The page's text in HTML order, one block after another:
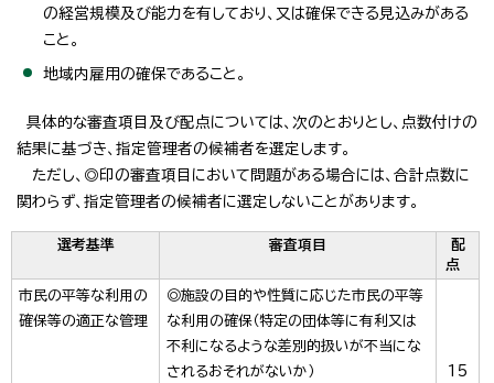
の経営規模及び能力を有しており、又は確保できる見込みがある
こと。
地域内雇用の確保であること。
具体的な審査項目及び配点については、次のとおりとし、点数付けの
結果に基づき、指定管理者の候補者を選定します。
ただし、◎印の審査項目において問題がある場合には、合計点数に
関わらず、指定管理者の候補者に選定しないことがあります。
選考基準 審査項目
配
点
市民の平等な利用の
確保等の適正な管理
◎施設の目的や性質に応じた市民の平等
な利用の確保（特定の団体等に有利又は
不利になるような差別的扱いが不当にな
されるおそれがないか）
15